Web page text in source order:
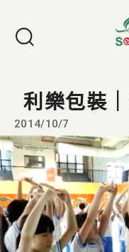
利樂包裝
2014/10/7